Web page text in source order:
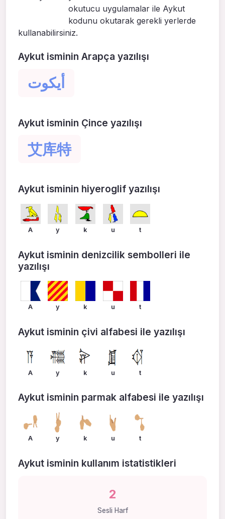
okutucu uygulamalar ile Aykut
kodunu okutarak gerekli yerlerde
kullanabilirsiniz.
Aykut isminin Arapça yazılışı
أيكوت
Aykut isminin Çince yazılışı
艾库特
Aykut isminin hiyeroglif yazılışı
A y k u t
Aykut isminin denizcilik sembolleri ile
yazılışı
A y k u t
Aykut isminin çivi alfabesi ile yazılışı
A y k u t
Aykut isminin parmak alfabesi ile yazılışı
A y k u t
Aykut isminin kullanım istatistikleri
2
Sesli Harf